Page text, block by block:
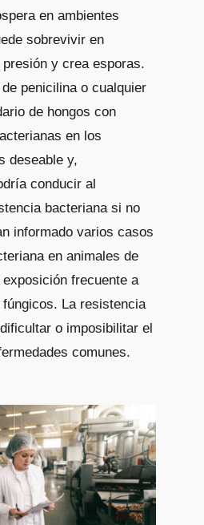
en ambientes
sobrevivir en
y crea esporas.
penicilina o cualquier
de hongos con
en los
deseable y,
conducir al
bacteriana si no
informado varios casos
en animales de
frecuente a
La resistencia
o imposibilitar el
comunes.